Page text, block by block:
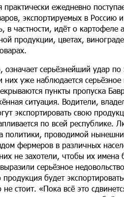
практически ежедневно
экспортируемых в Россию
в частности, идёт о картофеле
продукции, цветах,
означает серьёзнейший удар
них уже наблюдается
пункты пропуска
ситуация. Водители,
экспортировать свою
по всей
политики, проводимой
фермеров в различных
не захотели, чтобы их имена
серьёзное
продукция будет
не стоит. «Пока всё это